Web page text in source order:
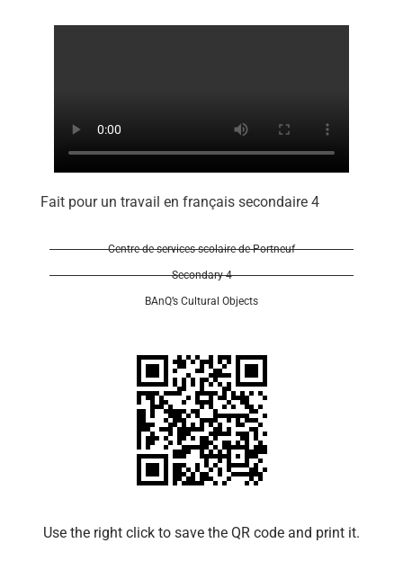
Fait pour un travail en français secondaire 4
Centre de services scolaire de Portneuf
Secondary 4
BAnQ’s Cultural Objects
Use the right click to save the QR code and print it.​​